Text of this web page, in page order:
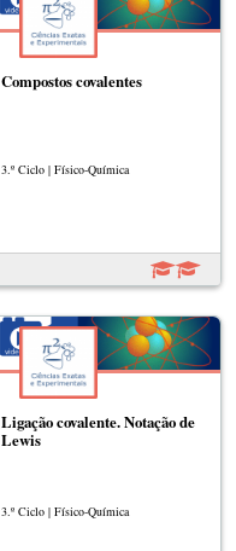
Compostos covalentes
3.º Ciclo | Físico-Química
Ligação covalente. Notação de
Lewis
3.º Ciclo | Físico-Química